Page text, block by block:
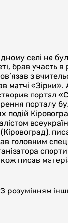
селі не
брав участь в
з
матчі
портал
порталу
подій
писав
розумінням